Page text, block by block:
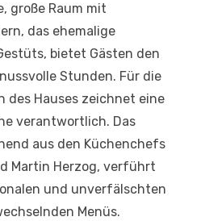
große Raum mit
das ehemalige
bietet Gästen den
Stunden. Für die
des Hauses zeichnet eine
verantwortlich. Das
aus den Küchenchefs
Martin Herzog, verführt
und unverfälschten
Menüs.